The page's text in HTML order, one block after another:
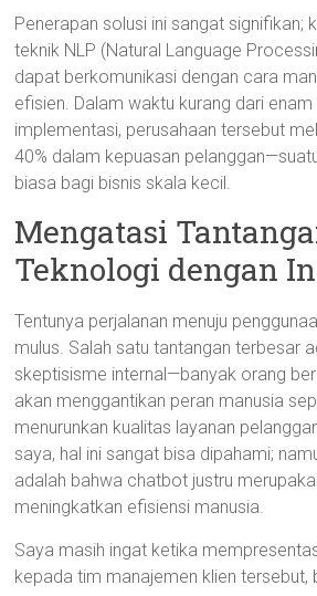
Penerapan solusi ini sangat signifikan;
teknik NLP (Natural Language
dapat berkomunikasi dengan cara
efisien. Dalam waktu kurang dari enam
implementasi, perusahaan tersebut
40% dalam kepuasan
biasa bagi bisnis skala kecil.
Mengatasi
Teknologi dengan
Tentunya perjalanan menuju
mulus. Salah satu tantangan terbesar
skeptisisme internal—banyak orang
akan menggantikan peran manusia
menurunkan kualitas layanan
saya, hal ini sangat bisa dipahami;
adalah bahwa chatbot justru
meningkatkan efisiensi manusia.
Saya masih ingat ketika
kepada tim manajemen klien tersebut,